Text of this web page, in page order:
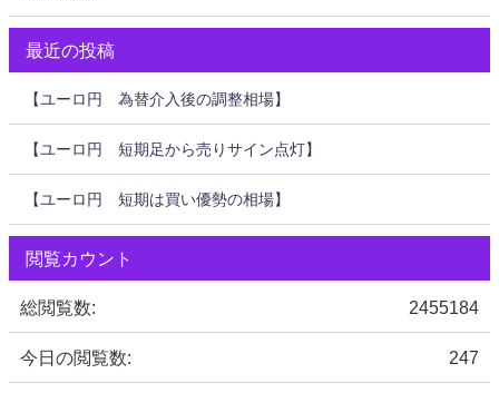
最近の投稿
【ユーロ円 為替介入後の調整相場】
【ユーロ円 短期足から売りサイン点灯】
【ユーロ円 短期は買い優勢の相場】
閲覧カウント
2455184
総閲覧数:
247
今日の閲覧数: